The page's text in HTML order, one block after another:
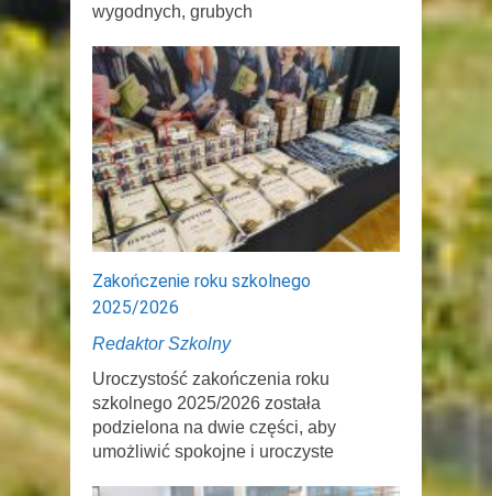
wygodnych, grubych
Zakończenie roku szkolnego
2025/2026
Redaktor Szkolny
Uroczystość zakończenia roku
szkolnego 2025/2026 została
podzielona na dwie części, aby
umożliwić spokojne i uroczyste